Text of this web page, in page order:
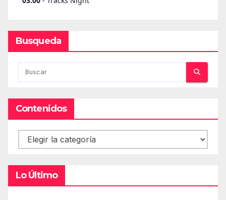
Busqueda
Contenidos
Contenidos
Lo Último